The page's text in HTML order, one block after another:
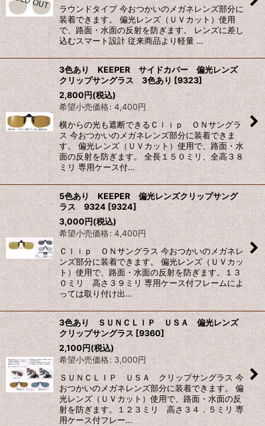
ラウンドタイプ 今おつかいのメガネレンズ部分に
装着できます。 偏光レンズ（ＵＶカット）使用
で、路面・水面の反射を防ぎます。 レンズに差し
込むスマート設計 従来商品より軽量 …
3色あり KEEPER サイドカバー 偏光レンズ
クリップサングラス 3色あり [9323]
2,800円(税込)
希望小売価格: 4,400円
横からの光も遮断できるＣｌｉｐ ＯＮサングラ
ス 今おつかいのメガネレンズ部分に装着できま
す。 偏光レンズ（ＵＶカット）使用で、路面・水
面の反射を防ぎます。 全長１５０ミリ、全高３８
ミリ 専用ケース付…
5色あり KEEPER 偏光レンズクリップサング
ラス 9324 [9324]
3,000円(税込)
希望小売価格: 4,400円
Ｃｌｉｐ ＯＮサングラス 今おつかいのメガネレ
ンズ部分に装着できます。 偏光レンズ（ＵＶカッ
ト）使用で、路面・水面の反射を防ぎます。１３
０ミリ 高さ３９ミリ 専用ケース付フレームによ
っては取り付け出…
3色あり ＳＵＮＣＬＩＰ ＵＳＡ 偏光レンズ
クリップサングラス [9360]
2,100円(税込)
希望小売価格: 3,000円
ＳＵＮＣＬＩＰ ＵＳＡ クリップサングラス 今
おつかいのメガネレンズ部分に装着できます。 偏
光レンズ（ＵＶカット）使用で、路面・水面の反
射を防ぎます。１２３ミリ 高さ３４．５ミリ 専
用ケース付フレー…